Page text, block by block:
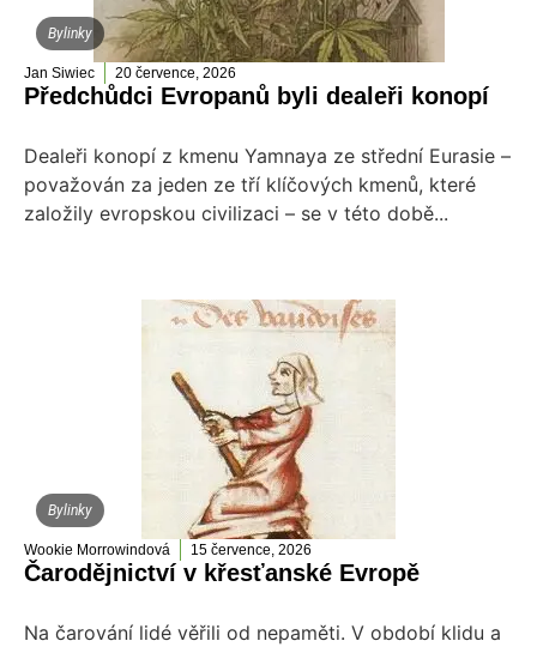
Bylinky
Jan Siwiec 20 července, 2026
Předchůdci Evropanů byli dealeři konopí
Dealeři konopí z kmenu Yamnaya ze střední Eurasie –
považován za jeden ze tří klíčových kmenů, které
založily evropskou civilizaci – se v této době...
Bylinky
Wookie Morrowindová 15 července, 2026
Čarodějnictví v křesťanské Evropě
Na čarování lidé věřili od nepaměti. V období klidu a